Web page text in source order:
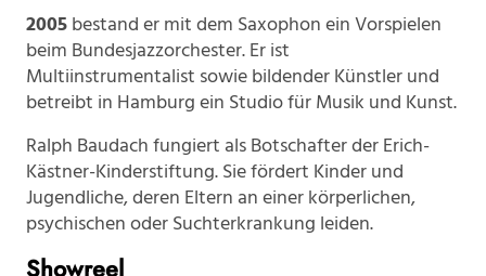
2005bestand er mit dem Saxophon ein Vorspielen
beim Bundesjazzorchester. Er ist
Multiinstrumentalist sowie bildender Künstler und
betreibt in Hamburg ein Studio für Musik und Kunst.
Ralph Baudach fungiert als Botschafter der Erich-
Kästner-Kinderstiftung. Sie fördert Kinder und
Jugendliche, deren Eltern an einer körperlichen,
psychischen oder Suchterkrankung leiden.